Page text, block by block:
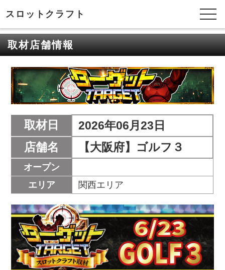
スロットクラフト
取材店舗情報
取材日
2026年06月23日
店舗名
【大阪府】ゴルフ３
オープン
エリア
関西エリア